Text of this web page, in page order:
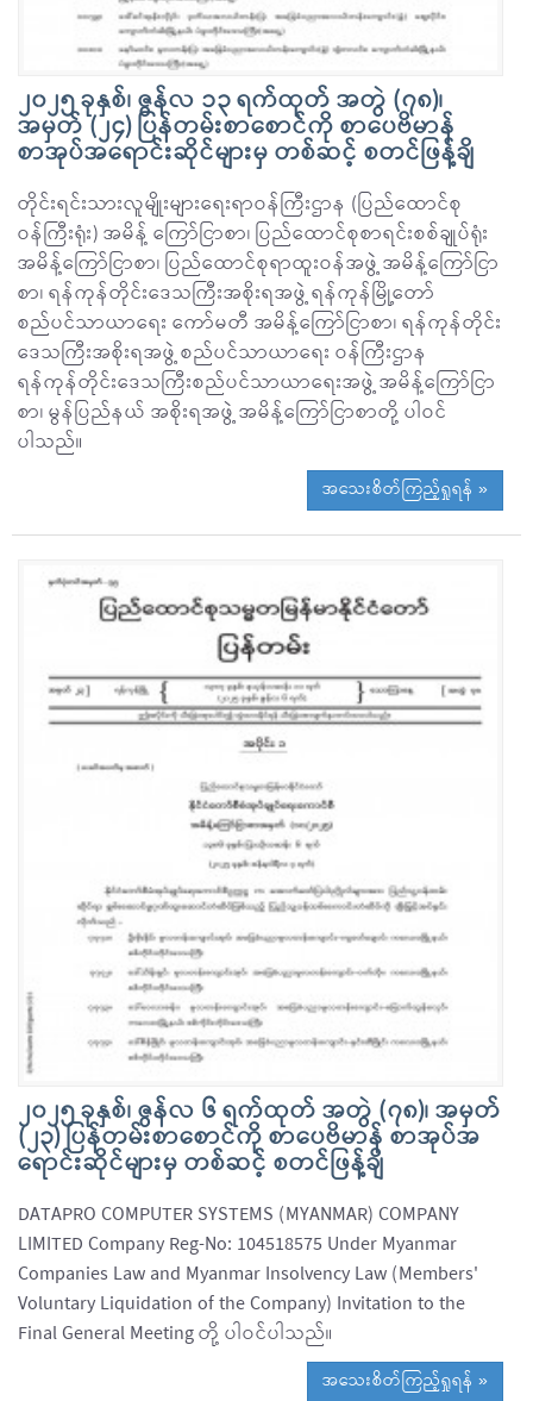
၂၀၂၅ ခုနှစ်၊ ဇွန်လ ၁၃ ရက်ထုတ် အတွဲ (၇၈)၊
အမှတ် (၂၄) ပြန်တမ်းစာစောင်ကို စာပေဗိမာန်
စာအုပ်အရောင်းဆိုင်များမှ တစ်ဆင့် စတင်ဖြန့်ချိ
တိုင်းရင်းသားလူမျိုးများရေးရာဝန်ကြီးဌာန (ပြည်ထောင်စု
ဝန်ကြီးရုံး) အမိန့် ကြော်ငြာစာ၊ ပြည်ထောင်စုစာရင်းစစ်ချုပ်ရုံး
အမိန့်ကြော်ငြာစာ၊ ပြည်ထောင်စုရာထူးဝန်အဖွဲ့ အမိန့်ကြော်ငြာ
စာ၊ ရန်ကုန်တိုင်းဒေသကြီးအစိုးရအဖွဲ့ ရန်ကုန်မြို့တော်
စည်ပင်သာယာရေး ကော်မတီ အမိန့်ကြော်ငြာစာ၊ ရန်ကုန်တိုင်း
ဒေသကြီးအစိုးရအဖွဲ့ စည်ပင်သာယာရေး ဝန်ကြီးဌာန
ရန်ကုန်တိုင်းဒေသကြီးစည်ပင်သာယာရေးအဖွဲ့ အမိန့်ကြော်ငြာ
စာ၊ မွန်ပြည်နယ် အစိုးရအဖွဲ့ အမိန့်ကြော်ငြာစာတို့ ပါဝင်
ပါသည်။
အသေးစိတ်ကြည့်ရှုရန် »
၂၀၂၅ ခုနှစ်၊ ဇွန်လ ၆ ရက်ထုတ် အတွဲ (၇၈)၊ အမှတ်
(၂၃) ပြန်တမ်းစာစောင်ကို စာပေဗိမာန် စာအုပ်အ
ရောင်းဆိုင်များမှ တစ်ဆင့် စတင်ဖြန့်ချိ
DATAPRO COMPUTER SYSTEMS (MYANMAR) COMPANY
LIMITED Company Reg-No: 104518575 Under Myanmar
Companies Law and Myanmar Insolvency Law (Members'
Voluntary Liquidation of the Company) Invitation to the
Final General Meeting တို့ ပါဝင်ပါသည်။
အသေးစိတ်ကြည့်ရှုရန် »